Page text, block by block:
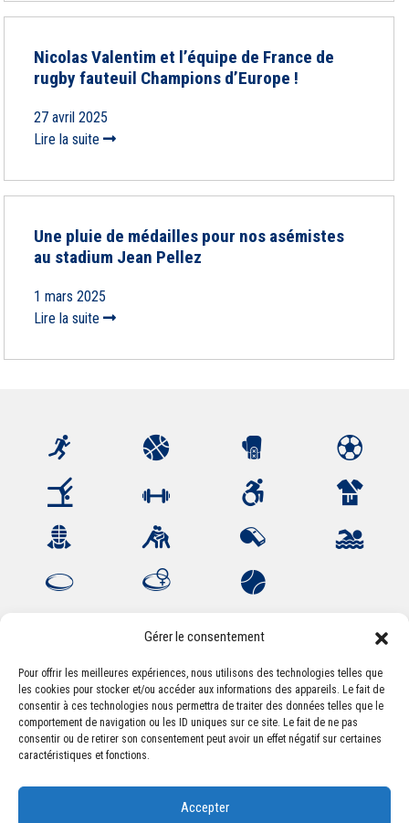
Gérer le consentement
Pour offrir les meilleures expériences, nous utilisons des technologies telles que
les cookies pour stocker et/ou accéder aux informations des appareils. Le fait de
consentir à ces technologies nous permettra de traiter des données telles que le
comportement de navigation ou les ID uniques sur ce site. Le fait de ne pas
consentir ou de retirer son consentement peut avoir un effet négatif sur certaines
caractéristiques et fonctions.
Accepter
Nicolas Valentim et l’équipe de France de
rugby fauteuil Champions d’Europe !
27 avril 2025
Lire la suite
Une pluie de médailles pour nos asémistes
au stadium Jean Pellez
1 mars 2025
Lire la suite
Association Sportive Montferrandaise
84, boulevard Léon Jouhaux
CS 80221 - 63021 Clermont-Ferrand Cedex 2
accueil@asm-omnisports.com